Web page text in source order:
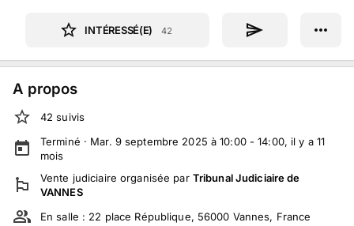
INTÉRESSÉ(E) 42
A propos
42 suivis
Terminé · Mar. 9 septembre 2025 à 10:00 - 14:00, il y a 11
mois
Vente judiciaire organisée par Tribunal Judiciaire de
VANNES
En salle : 22 place République, 56000 Vannes, France